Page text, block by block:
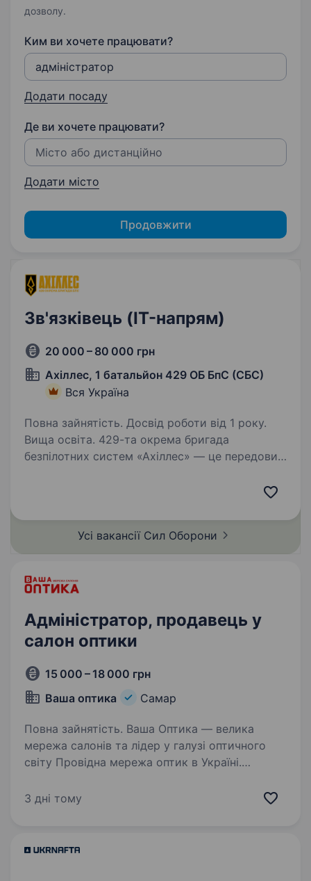
дозволу.
Ким ви хочете працювати?
Додати посаду
Де ви хочете працювати?
Додати місто
Продовжити
Зв'язківець (IT-напрям)
20 000 – 80 000 грн
Ахіллес, 1 батальйон 429 ОБ БпС (СБС)
Вся Україна
Повна зайнятість. Досвід роботи від 1 року.
Вища освіта. 429-та окрема бригада
безпілотних систем «Ахіллес» — це передовий
безпілотних систем. Підрозділ спеціалізується
безпілотних та радіоелектронних…
Усі вакансії Сил Оборони
Адміністратор, продавець у
салон оптики
15 000 – 18 000 грн
Ваша оптика
Самар
Повна зайнятість. Ваша Оптика — велика
мережа салонів та лідер у галузі оптичного
світу Провідна мережа оптик в Україні.
Активно розширюємо мережу
3 дні тому